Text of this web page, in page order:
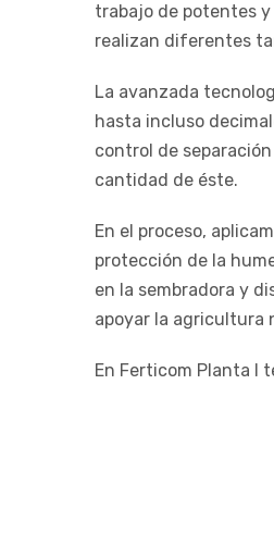
trabajo de potentes
realizan diferentes
La avanzada
hasta incluso
control de
cantidad de éste.
En el proceso,
protección de la
en la sembradora y
apoyar la agricultura
En Ferticom Planta I